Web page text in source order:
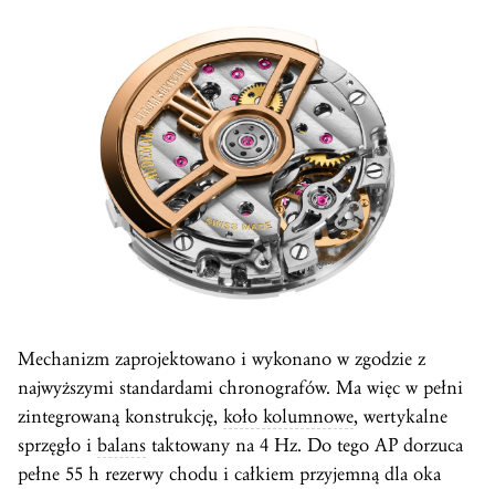
Mechanizm zaprojektowano i wykonano w zgodzie z
najwyższymi standardami chronografów. Ma więc w pełni
zintegrowaną konstrukcję, koło kolumnowe, wertykalne
sprzęgło i balans taktowany na 4 Hz. Do tego AP dorzuca
pełne 55 h rezerwy chodu i całkiem przyjemną dla oka